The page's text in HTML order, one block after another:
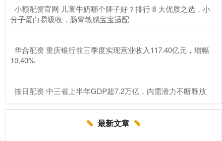
​小额配资官网 儿童牛奶哪个牌子好？排行 8 大优质之选，小
分子蛋白易吸收，肠胃敏感宝宝适配
​华合配资 重庆银行前三季度实现营业收入117.40亿元，增幅
10.40%
​按日配资 中三省上半年GDP超7.2万亿，内需潜力不断释放
最新文章